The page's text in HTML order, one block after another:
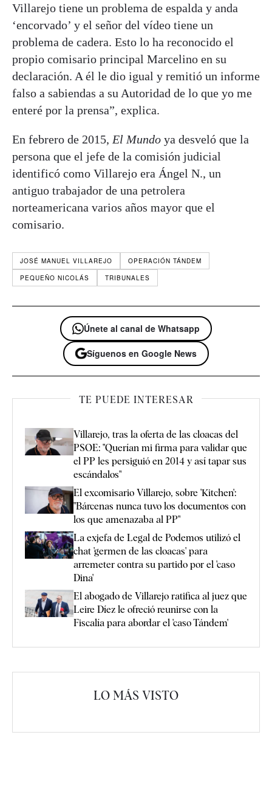
Villarejo tiene un problema de espalda y anda
‘encorvado’ y el señor del vídeo tiene un
problema de cadera. Esto lo ha reconocido el
propio comisario principal Marcelino en su
declaración. A él le dio igual y remitió un informe
falso a sabiendas a su Autoridad de lo que yo me
enteré por la prensa”, explica.
En febrero de 2015, El Mundo ya desveló que la
persona que el jefe de la comisión judicial
identificó como Villarejo era Ángel N., un
antiguo trabajador de una petrolera
norteamericana varios años mayor que el
comisario.
JOSÉ MANUEL VILLAREJO
OPERACIÓN TÁNDEM
PEQUEÑO NICOLÁS
TRIBUNALES
Únete al canal de Whatsapp
Síguenos en Google News
TE PUEDE INTERESAR
Villarejo, tras la oferta de las cloacas del
PSOE: "Querían mi firma para validar que
el PP les persiguió en 2014 y así tapar sus
escándalos"
El excomisario Villarejo, sobre 'Kitchen':
"Bárcenas nunca tuvo los documentos con
los que amenazaba al PP"
La exjefa de Legal de Podemos utilizó el
chat 'germen de las cloacas' para
arremeter contra su partido por el 'caso
Dina'
El abogado de Villarejo ratifica al juez que
Leire Díez le ofreció reunirse con la
Fiscalía para abordar el 'caso Tándem'
LO MÁS VISTO